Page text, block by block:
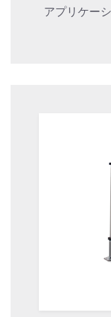
アプリケー